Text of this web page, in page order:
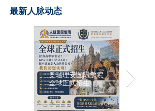
最新人脉动态
奥瑞理安国际学院
全球正式招生